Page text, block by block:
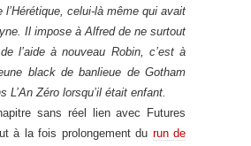
l’Hérétique, celui-là même qui avait
Il impose à Alfred de ne surtout
l’aide à nouveau Robin, c’est à
black de banlieue de Gotham
L’An Zéro lorsqu’il était enfant.
sans réel lien avec Futures
à la fois prolongement du run de